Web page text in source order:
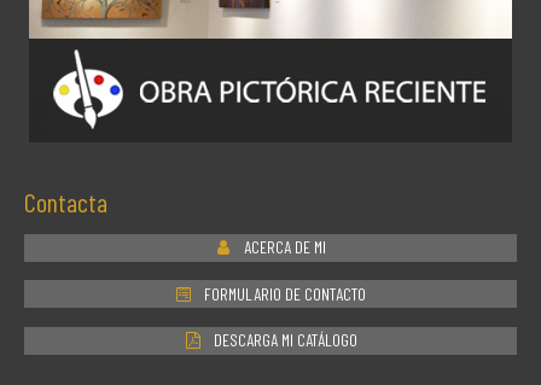
Contacta
ACERCA DE MI
FORMULARIO DE CONTACTO
DESCARGA MI CATÁLOGO